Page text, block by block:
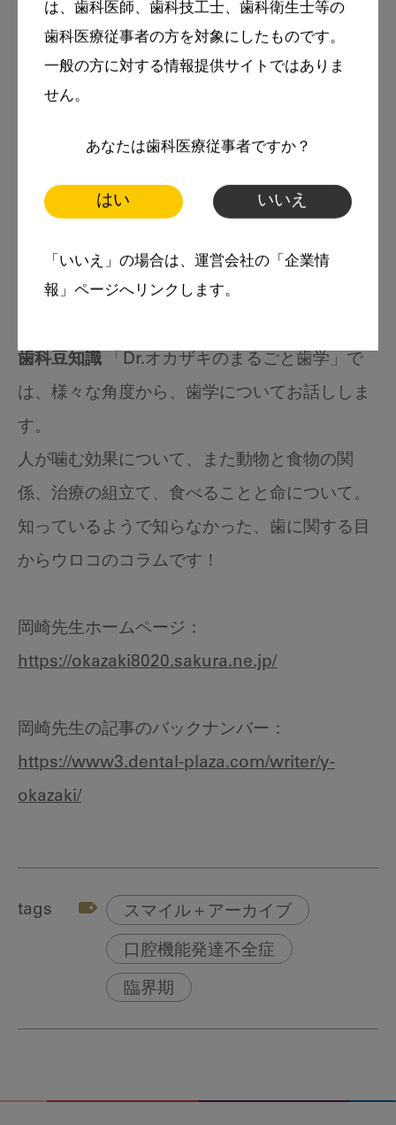
は、歯科医師、歯科技工士、歯科衛生士等の
歯科医療従事者の方を対象にしたものです。
一般の方に対する情報提供サイトではありま
せん。
あなたは歯科医療従事者ですか？
はい いいえ
「いいえ」の場合は、運営会社の「企業情
報」ページへリンクします。
国立モンゴル医科大学 客員教授
1978年 愛知学院大学歯学部 卒業 大阪大学
1984年 岡山大学小児歯科 講師専門：小児歯
科・障害児歯科・健康教育
日本小児歯科学会：指導医
日本障害者歯科学会：認定医 評議員
歯科豆知識 「Dr.オカザキのまるごと歯学」で
は、様々な角度から、歯学についてお話ししま
す。
人が噛む効果について、また動物と食物の関
係、治療の組立て、食べることと命について。
知っているようで知らなかった、歯に関する目
からウロコのコラムです！
岡崎先生ホームページ：
https://okazaki8020.sakura.ne.jp/
岡崎先生の記事のバックナンバー：
https://www3.dental-plaza.com/writer/y-
okazaki/
tags スマイル＋アーカイブ
口腔機能発達不全症
臨界期